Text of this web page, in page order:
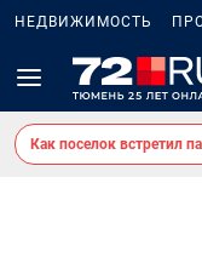
НЕДВИЖИМОСТЬ
Как поселок встретил